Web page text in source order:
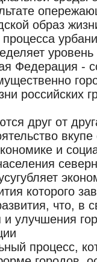
образ
уровень
Федерация -
российских
друг от
и
которого
что, в
улучшения
процесс,